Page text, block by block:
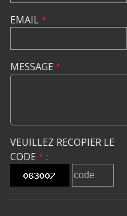
EMAIL*
MESSAGE *
VEUILLEZ RECOPIER LE
CODE * :